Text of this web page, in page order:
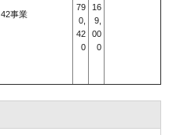
42事業
79
0,
42
0
16
9,
00
0